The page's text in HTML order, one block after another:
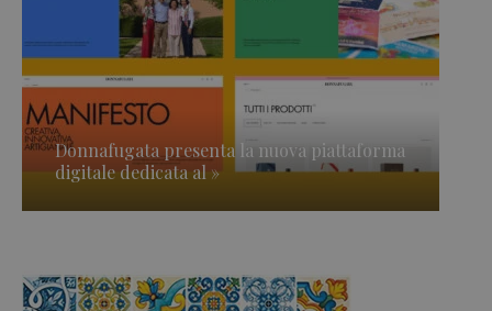
Donnafugata presenta la nuova piattaforma
digitale dedicata al »